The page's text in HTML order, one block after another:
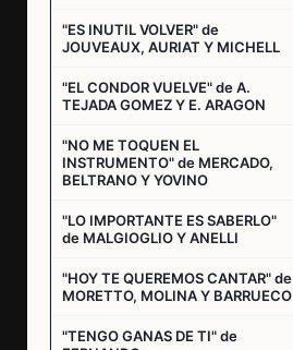
"ES INUTIL VOLVER" de
JOUVEAUX, AURIAT Y MICHELL
"EL CONDOR VUELVE" de A.
TEJADA GOMEZ Y E. ARAGON
"NO ME TOQUEN EL
INSTRUMENTO" de MERCADO,
BELTRANO Y YOVINO
"LO IMPORTANTE ES SABERLO"
de MALGIOGLIO Y ANELLI
"HOY TE QUEREMOS CANTAR" de
MORETTO, MOLINA Y BARRUECO
"TENGO GANAS DE TI" de